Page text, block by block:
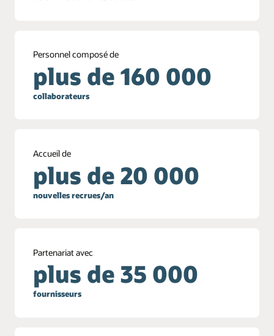
Personnel composé de
plus de 160 000
collaborateurs
Accueil de
plus de 20 000
nouvelles recrues/an
Partenariat avec
plus de 35 000
fournisseurs